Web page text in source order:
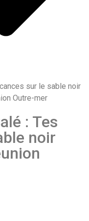
sur le sable noir
Outre-mer
: Tes
noir